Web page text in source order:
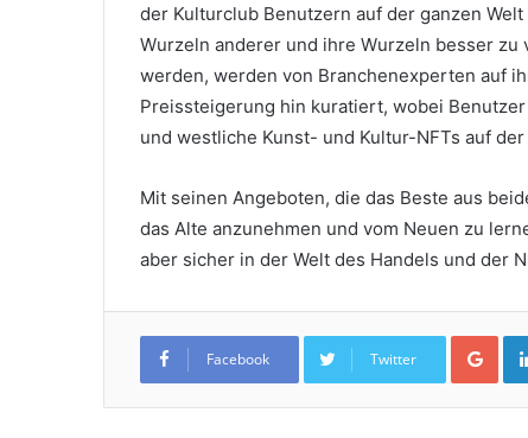
der Kulturclub Benutzern auf der ganzen
Wurzeln anderer und ihre Wurzeln besser zu
werden, werden von Branchenexperten auf
Preissteigerung hin kuratiert, wobei
und westliche Kunst- und Kultur-NFTs auf
Mit seinen Angeboten, die das Beste aus
das Alte anzunehmen und vom Neuen zu
aber sicher in der Welt des Handels und der
Facebook Twitter